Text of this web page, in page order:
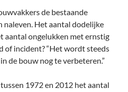
de bestaande
Het aantal dodelijke
aantal ongelukken met ernstig
of incident? “Het wordt steeds
de bouw nog te verbeteren.”
1972 en 2012 het aantal